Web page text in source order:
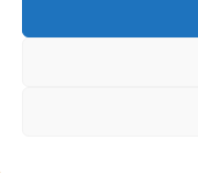
באיכות חיים |